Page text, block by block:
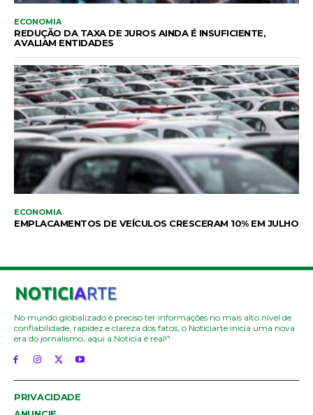
ECONOMIA
REDUÇÃO DA TAXA DE JUROS AINDA É INSUFICIENTE,
AVALIAM ENTIDADES
ECONOMIA
EMPLACAMENTOS DE VEÍCULOS CRESCERAM 10% EM JULHO
No mundo globalizado é preciso ter informações no mais alto nível de
confiabilidade, rapidez e clareza dos fatos, o Noticiarte inicia uma nova
era do jornalismo, aqui a Noticia é real!"
PRIVACIDADE